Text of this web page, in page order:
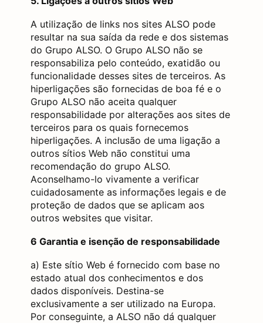
A utilização de links nos sites ALSO pode
resultar na sua saída da rede e dos sistemas
do Grupo ALSO. O Grupo ALSO não se
responsabiliza pelo conteúdo, exatidão ou
funcionalidade desses sites de terceiros. As
hiperligações são fornecidas de boa fé e o
Grupo ALSO não aceita qualquer
responsabilidade por alterações aos sites de
terceiros para os quais fornecemos
hiperligações. A inclusão de uma ligação a
outros sítios Web não constitui uma
recomendação do grupo ALSO.
Aconselhamo-lo vivamente a verificar
cuidadosamente as informações legais e de
proteção de dados que se aplicam aos
outros websites que visitar.
6 Garantia e isenção de responsabilidade
a) Este sítio Web é fornecido com base no
estado atual dos conhecimentos e dos
dados disponíveis. Destina-se
exclusivamente a ser utilizado na Europa.
Por conseguinte, a ALSO não dá qualquer